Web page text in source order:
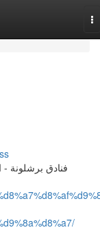
فنادق برشلونة